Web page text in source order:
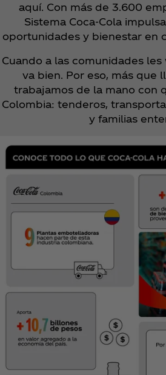
aquí. Con más de 3.600
Sistema Coca‑Cola
oportunidades y bienestar en
Cuando a las comunidades
va bien. Por eso, más que
trabajamos de la mano con
Colombia: tenderos,
y familias